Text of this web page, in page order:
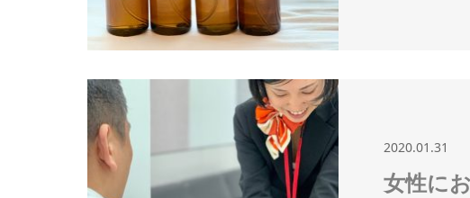
2020.01.31
女性に